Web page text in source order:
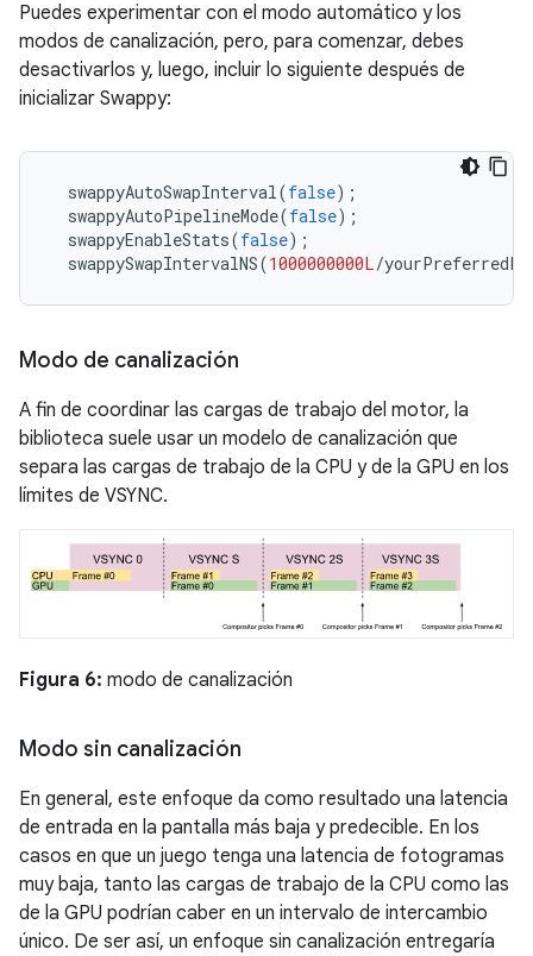
Puedes experimentar con el modo automático y los
modos de canalización, pero, para comenzar, debes
desactivarlos y, luego, incluir lo siguiente después de
inicializar Swappy:
swappyAutoSwapInterval(false);
swappyAutoPipelineMode(false);
swappyEnableStats(false);
swappySwapIntervalNS(1000000000L/
Modo de canalización
A fin de coordinar las cargas de trabajo del motor, la
biblioteca suele usar un modelo de canalización que
separa las cargas de trabajo de la CPU y de la GPU en los
límites de VSYNC.
Figura 6: modo de canalización
Modo sin canalización
En general, este enfoque da como resultado una latencia
de entrada en la pantalla más baja y predecible. En los
casos en que un juego tenga una latencia de fotogramas
muy baja, tanto las cargas de trabajo de la CPU como las
de la GPU podrían caber en un intervalo de intercambio
único. De ser así, un enfoque sin canalización entregaría